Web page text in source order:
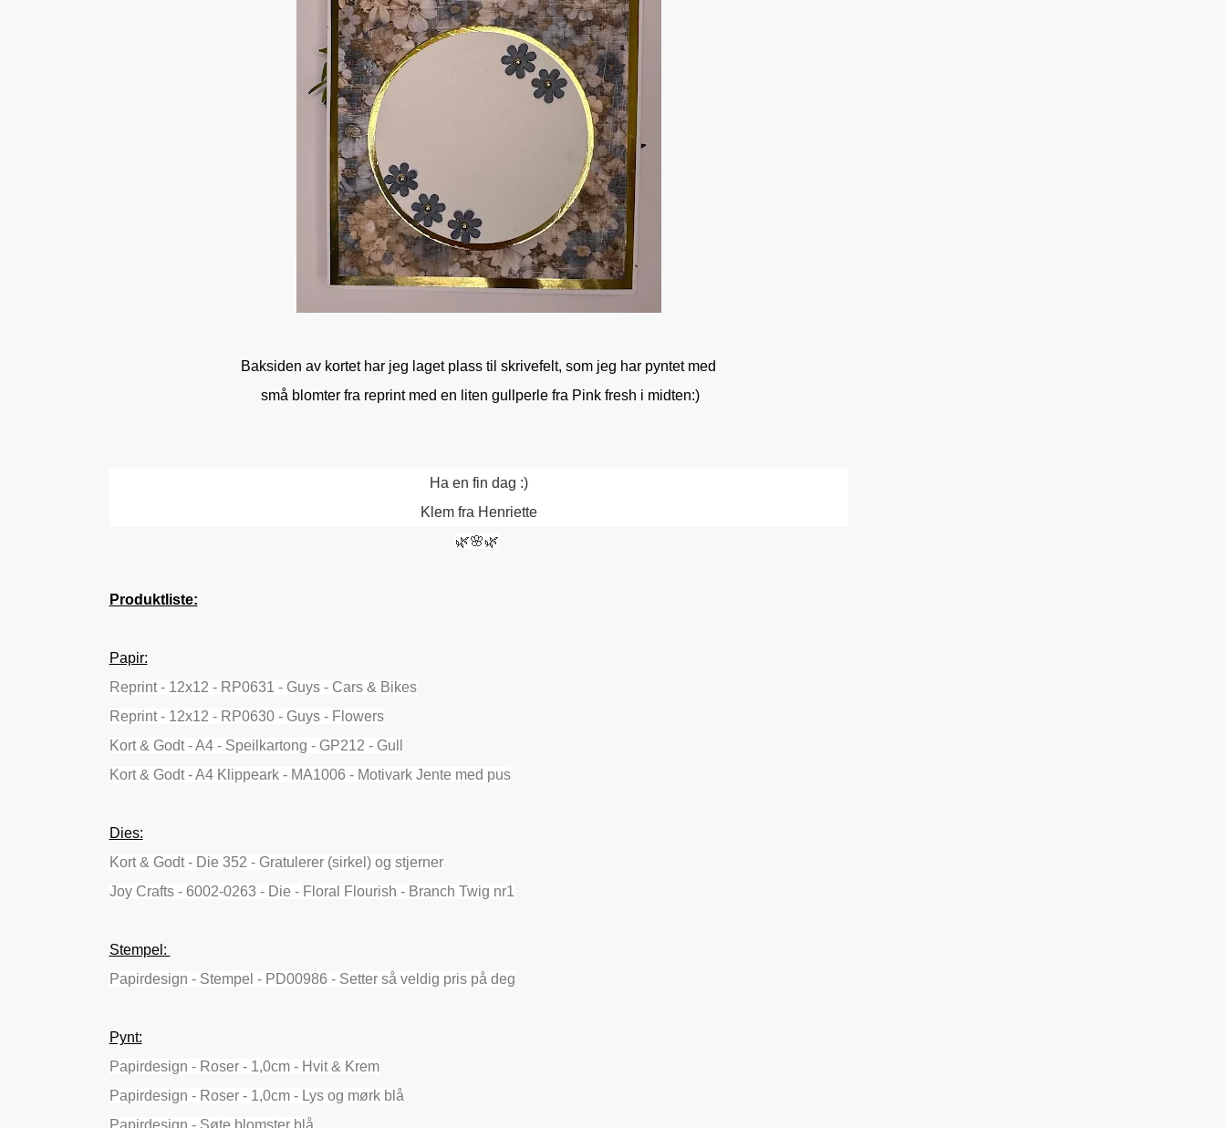
Baksiden av kortet har jeg laget plass til skrivefelt, som jeg har pyntet med
små blomter fra reprint med en liten gullperle fra Pink fresh i midten:)
Ha en fin dag :)
Klem fra Henriette
🌿🌸🌿
Produktliste:
Papir:
Reprint - 12x12 - RP0631 - Guys - Cars & Bikes
Reprint - 12x12 - RP0630 - Guys - Flowers
Kort & Godt - A4 - Speilkartong - GP212 - Gull
Kort & Godt - A4 Klippeark - MA1006 - Motivark Jente med pus
Dies:
Kort & Godt - Die 352 - Gratulerer (sirkel) og stjerner
Joy Crafts - 6002-0263 - Die - Floral Flourish - Branch Twig nr1
Stempel:
Papirdesign - Stempel - PD00986 - Setter så veldig pris på deg
Pynt:
Papirdesign - Roser - 1,0cm - Hvit & Krem
Papirdesign - Roser - 1,0cm - Lys og mørk blå
Papirdesign - Søte blomster blå